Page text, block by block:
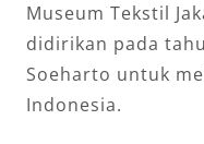
Museum Tekstil
didirikan pada
Soeharto untuk
Indonesia.